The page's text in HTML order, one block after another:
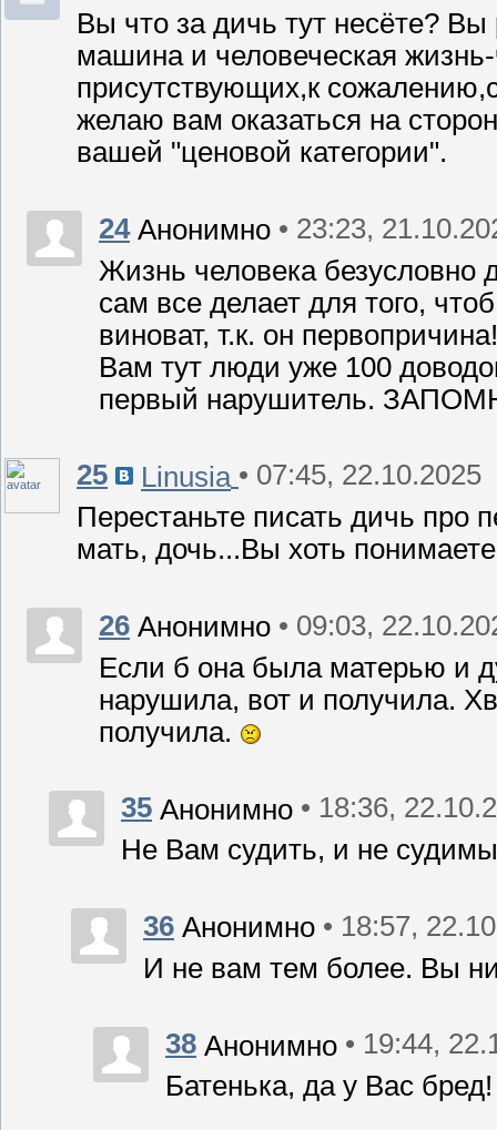
Вы что за дичь тут несёте? Вы
машина и человеческая
присутствующих,к
желаю вам оказаться на
вашей "ценовой категории".
24 Анонимно • 23:23,
Жизнь человека безусловно
сам все делает для того,
виноват, т.к. он
Вам тут люди уже 100
первый нарушитель.
25 Linusia • 07:45, 22.10.2025
Перестаньте писать дичь про
мать, дочь...Вы хоть
26 Анонимно • 09:03,
Если б она была матерью и
нарушила, вот и получила.
получила.
35 Анонимно • 18:36,
Не Вам судить, и не
36 Анонимно • 18:57,
И не вам тем более. Вы
38 Анонимно • 19:44,
Батенька, да у Вас бред!